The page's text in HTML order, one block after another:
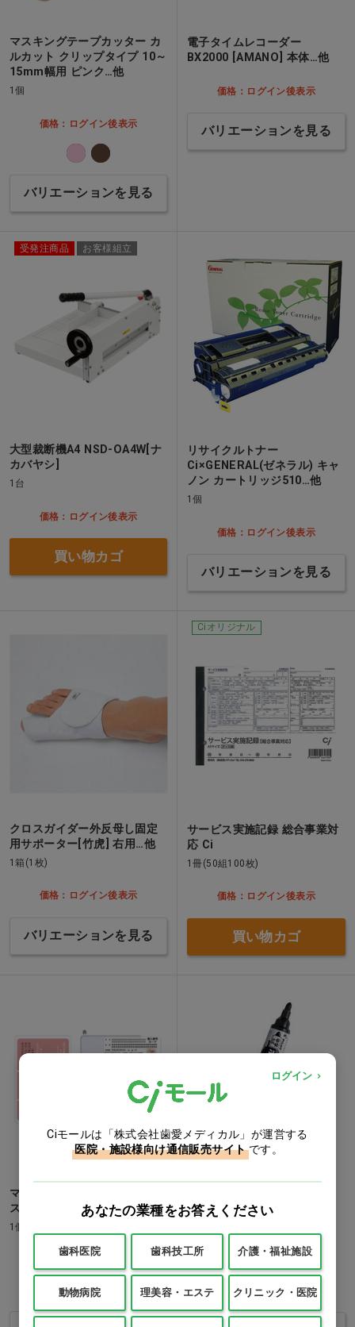
マスキングテープカッター カ
ルカット クリップタイプ 10～
15mm幅用 ピンク…他
1個
価格：ログイン後表示
バリエーションを見る
電子タイムレコーダー
BX2000 [AMANO] 本体…他
価格：ログイン後表示
バリエーションを見る
受発注商品 お客様組立
大型裁断機A4 NSD-OA4W[ナ
カバヤシ]
1台
価格：ログイン後表示
買い物カゴ
リサイクルトナー
Ci×GENERAL(ゼネラル) キャ
ノン カートリッジ510…他
1個
価格：ログイン後表示
バリエーションを見る
クロスガイダー外反母し固定
用サポーター[竹虎] 右用…他
1箱(1枚)
価格：ログイン後表示
バリエーションを見る
Ciオリジナル
サービス実施記録 総合事業対
応 Ci
1冊(50組100枚)
価格：ログイン後表示
買い物カゴ
マイナンバーWブロックケー
ス ピンク…他
1個
価格：ログイン後表示
字・丸芯 ブラック…他
ログイン
Ciモールは「株式会社歯愛メディカル」が運営する
医院・施設様向け通信販売サイト です。
あなたの業種をお答えください
歯科医院 歯科技工所 介護・福祉施設
動物病院 理美容・エステ クリニック・医院